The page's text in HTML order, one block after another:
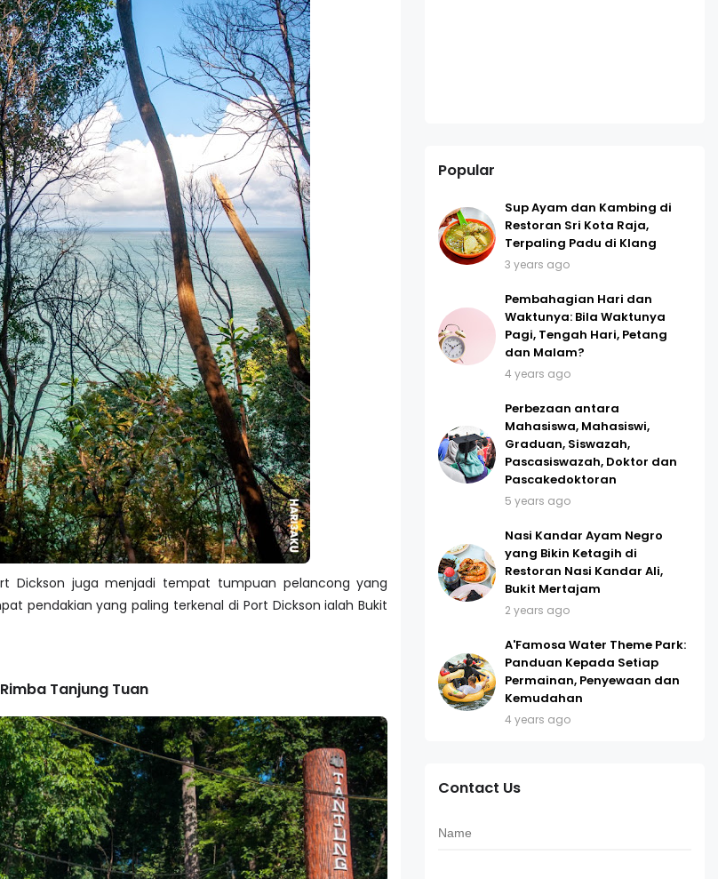
Dickson juga menjadi tempat tumpuan pelancong yang
pendakian yang paling terkenal di Port Dickson ialah Bukit
Tanjung Tuan
Popular
Sup Ayam dan Kambing di
Restoran Sri Kota Raja,
Terpaling Padu di Klang
3 years ago
Pembahagian Hari dan
Waktunya: Bila Waktunya
Pagi, Tengah Hari, Petang
dan Malam?
4 years ago
Perbezaan antara
Mahasiswa, Mahasiswi,
Graduan, Siswazah,
Pascasiswazah, Doktor dan
Pascakedoktoran
5 years ago
Nasi Kandar Ayam Negro
yang Bikin Ketagih di
Restoran Nasi Kandar Ali,
Bukit Mertajam
2 years ago
A'Famosa Water Theme Park:
Panduan Kepada Setiap
Permainan, Penyewaan dan
Kemudahan
4 years ago
Contact Us